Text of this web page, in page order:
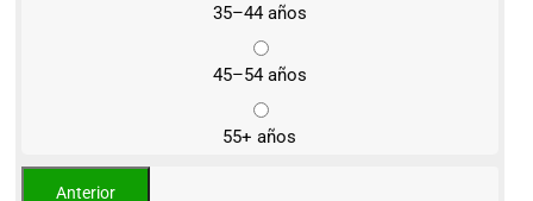
35–44 años
45–54 años
55+ años